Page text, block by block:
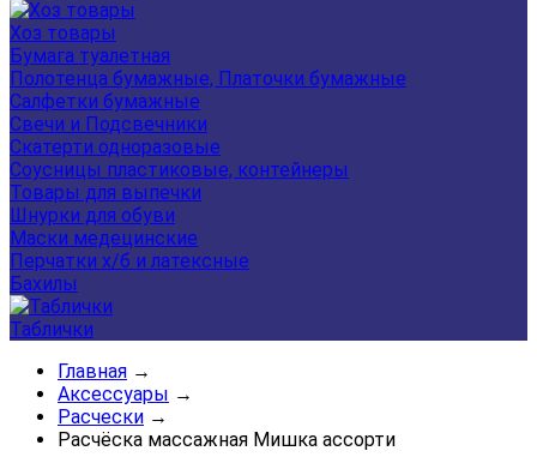
Хоз товары
Бумага туалетная
Полотенца бумажные, Платочки бумажные
Салфетки бумажные
Свечи и Подсвечники
Скатерти одноразовые
Соусницы пластиковые, контейнеры
Товары для выпечки
Шнурки для обуви
Маски медецинские
Перчатки х/б и латексные
Бахилы
Таблички
Главная →
Аксессуары →
Расчески →
Расчёска массажная Мишка ассорти